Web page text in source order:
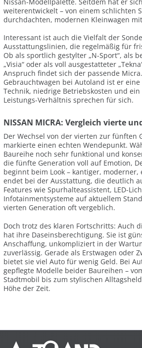
weiterentwickelt – von einem schlichten
durchdachten, modernen Kleinwagen
Interessant ist auch die Vielfalt der
Ausstattungslinien, die regelmäßig für
Ob als sportlich gestylter „N-Sport“, als
„Visia“ oder als voll ausgestatteter
Anspruch findet sich der passende
Gebrauchtwagen bei Autoland ist er
Technik, niedrige Betriebskosten und ein
Leistungs-Verhältnis sprechen für sich.
NISSAN MICRA: Vergleich vierte
Der Wechsel von der vierten zur fünften
markierte einen echten Wendepunkt.
Baureihe noch sehr funktional und
die fünfte Generation voll auf Emotion,
beginnt beim Look – kantiger, moderner,
endet bei der Ausstattung, die deutlich
Features wie Spurhalteassistent, LED-
Infotainmentsysteme auf aktuellem
vierten Generation oft vergeblich.
Doch trotz des klaren Fortschritts: Auch
hat ihre Daseinsberechtigung. Sie ist
Anschaffung, unkompliziert in der
zuverlässig. Gerade als Erstwagen oder
bietet sie viel Auto für wenig Geld. Bei
gepflegte Modelle beider Baureihen –
Stadtmobil bis zum stylischen
Höhe der Zeit.